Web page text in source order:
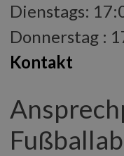
Dienstags:
Donnerstag :
Kontakt